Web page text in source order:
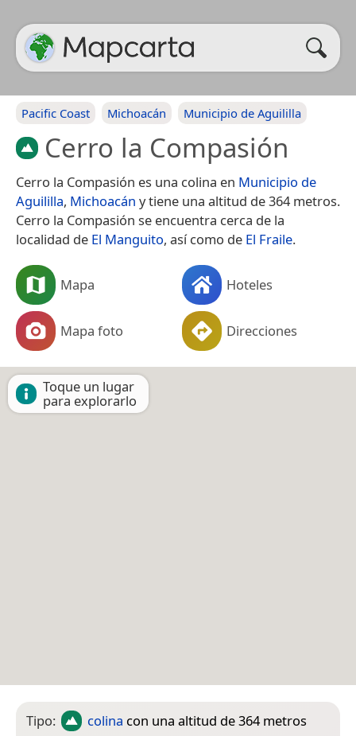
Pacific Coast Michoacán Municipio de Aguililla
Cerro la Compasión
Cerro la Compasión es una colina en Municipio de
Aguililla, Michoacán y tiene una altitud de 364 metros.
Cerro la Compasión se encuentra cerca de la
localidad de El Manguito, así como de El Fraile.
Mapa Hoteles
Mapa foto Direcciones
Toque un lugar
para explorarlo
Tipo: colina con una altitud de 364 metros